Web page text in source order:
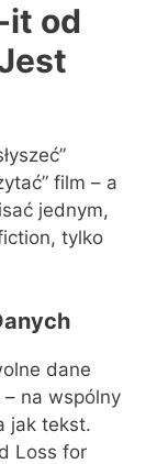
it od
film – a
jednym,
tylko
dane
na wspólny
jak tekst.
Loss for